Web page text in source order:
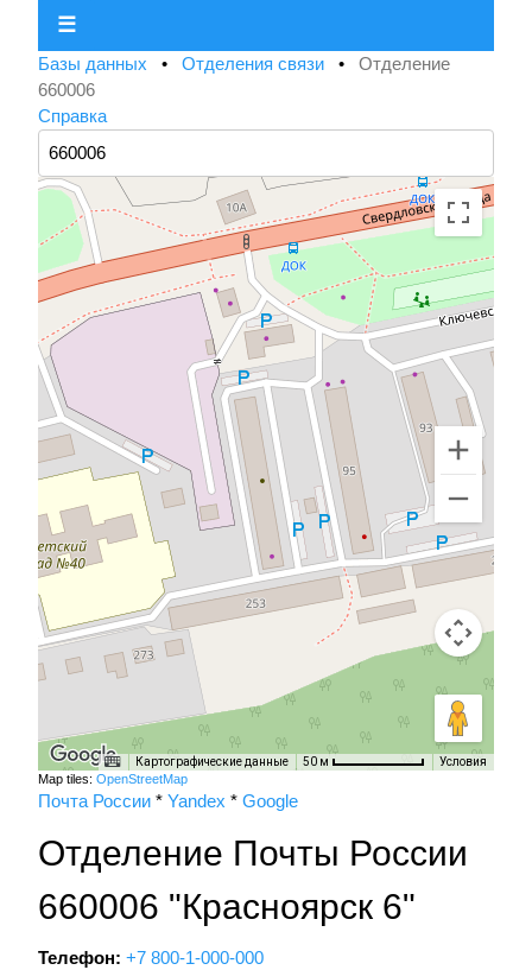
☰
Базы данных • Отделения связи • Отделение
660006
Справка
Картографические данные 50 м Условия
Map tiles: OpenStreetMap
Почта России * Yandex * Google
Отделение Почты России
660006 "Красноярск 6"
Телефон: +7 800-1-000-000